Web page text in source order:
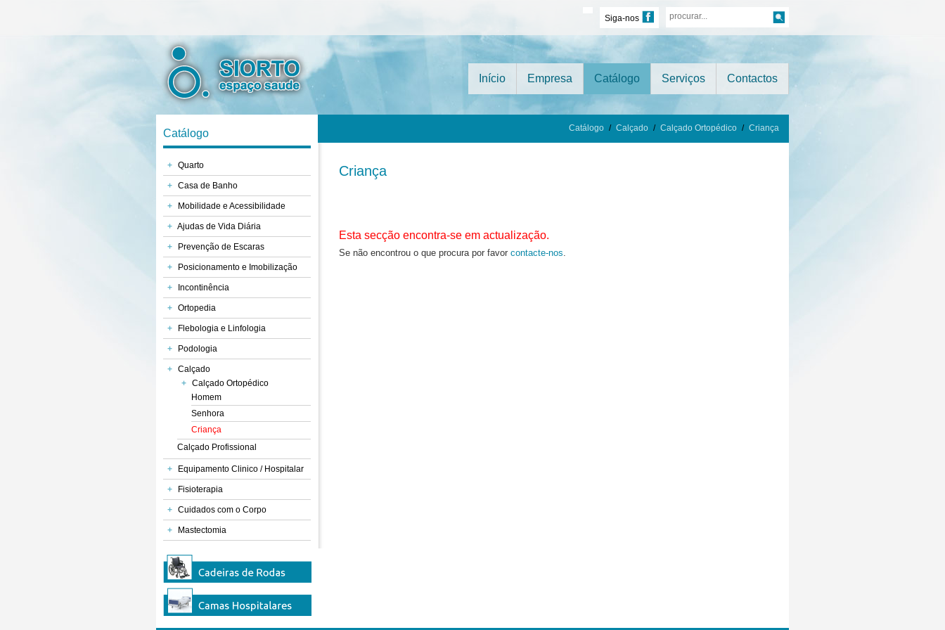
Siga-nos
Início Empresa Catálogo Serviços Contactos
Catálogo
+ Quarto
+ Casa de Banho
+ Mobilidade e Acessibilidade
+ Ajudas de Vida Diária
+ Prevenção de Escaras
+ Posicionamento e Imobilização
+ Incontinência
+ Ortopedia
+ Flebologia e Linfologia
+ Podologia
+
Calçado
+
Calçado Ortopédico
Homem
Senhora
Criança
Calçado Profissional
+ Equipamento Clinico / Hospitalar
+ Fisioterapia
+ Cuidados com o Corpo
+ Mastectomia
Catálogo / Calçado / Calçado Ortopédico / Criança
Criança
Esta secção encontra-se em actualização.
Se não encontrou o que procura por favor contacte-nos.